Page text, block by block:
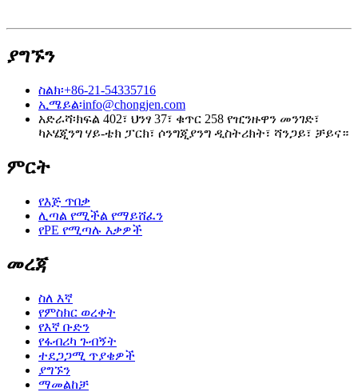
ያግኙን
ስልክ፡+86-21-54335716
ኢሜይል፡info@chongjen.com
አድራሻ፡ክፍል 402፣ ህንፃ 37፣ ቁጥር 258 የዢንዙዋን መንገድ፣
ካኦሄጂንግ ሃይ-ቴክ ፓርክ፣ ሶንግጂያንግ ዲስትሪክት፣ ሻንጋይ፣ ቻይና።
ምርት
የእጅ ጥበቃ
ሊጣል የሚችል የማይሸፈን
የPE የሚጣሉ እቃዎች
መረጃ
ስለ እኛ
የምስክር ወረቀት
የእኛ ቡድን
የፋብሪካ ጉብኝት
ተደጋጋሚ ጥያቄዎች
ያግኙን
ማመልከቻ